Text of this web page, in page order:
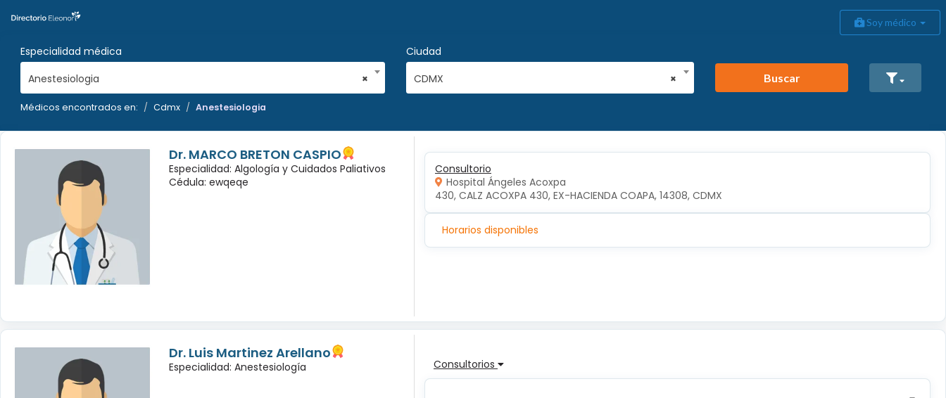
Soy médico
Especialidad médica
×
Anestesiologia
Ciudad
×
CDMX Buscar
Médicos encontrados en: Cdmx Anestesiologia
Dr. MARCO BRETON CASPIO
Especialidad: Algología y Cuidados Paliativos
Cédula: ewqeqe
Consultorio
Hospital Ángeles Acoxpa
430, CALZ ACOXPA 430, EX-HACIENDA COAPA, 14308, CDMX
Horarios disponibles
Dr. Luis Martinez Arellano
Especialidad: Anestesiología Consultorios